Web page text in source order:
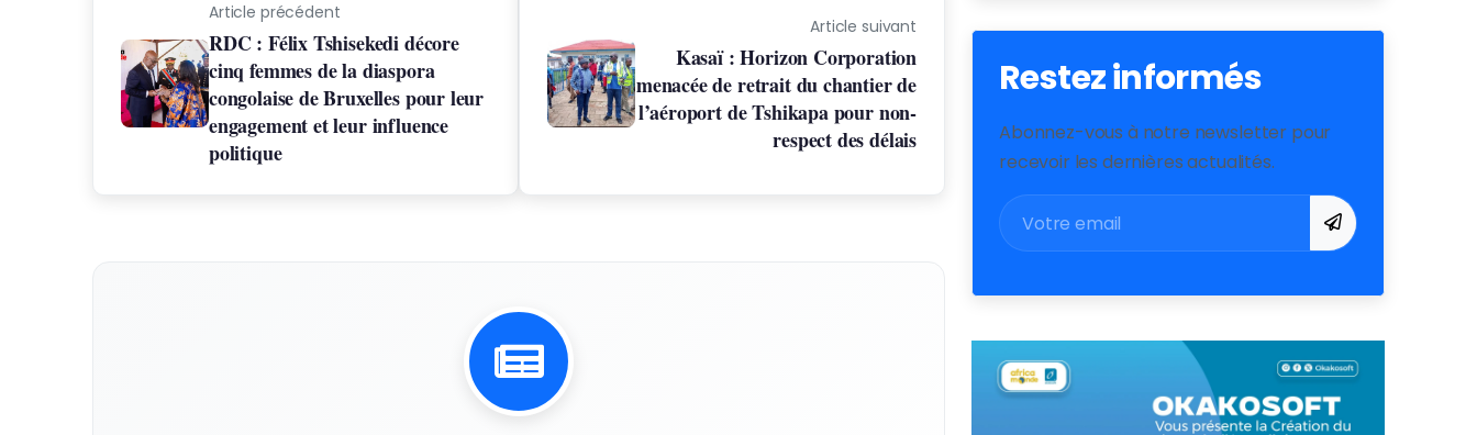
Article précédent
RDC : Félix Tshisekedi décore
cinq femmes de la diaspora
congolaise de Bruxelles pour leur
engagement et leur influence
politique
Article suivant
Kasaï : Horizon Corporation
menacée de retrait du chantier de
l’aéroport de Tshikapa pour non-
respect des délais
Restez informés
Abonnez-vous à notre newsletter pour
recevoir les dernières actualités.